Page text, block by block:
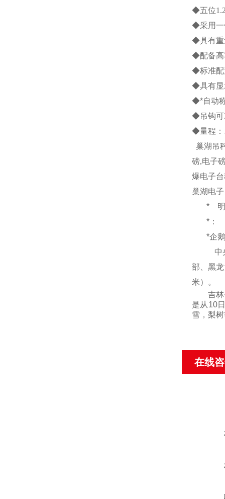
◆五位
◆采用一
◆具有重
◆配备高
◆标准配
◆具有显
◆*自动
◆吊钩可
◆量程：
巢湖吊
磅,电子
爆电子
巢湖电
*
*：
*企
中
部、黑
米）
。
吉林省
是从 10
雪，梨
在线